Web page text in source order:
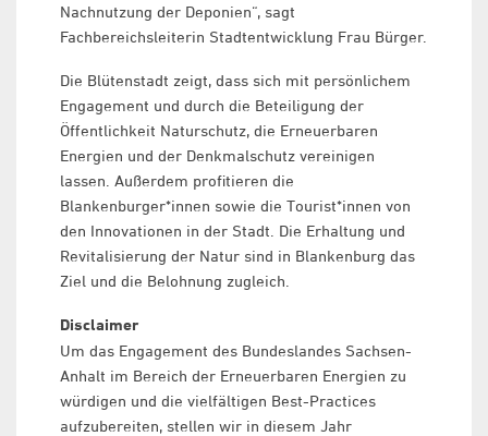
Nachnutzung der Deponien“, sagt
Fachbereichsleiterin Stadtentwicklung Frau Bürger.
Die Blütenstadt zeigt, dass sich mit persönlichem
Engagement und durch die Beteiligung der
Öffentlichkeit Naturschutz, die Erneuerbaren
Energien und der Denkmalschutz vereinigen
lassen. Außerdem profitieren die
Blankenburger*innen sowie die Tourist*innen von
den Innovationen in der Stadt. Die Erhaltung und
Revitalisierung der Natur sind in Blankenburg das
Ziel und die Belohnung zugleich.
Disclaimer
Um das Engagement des Bundeslandes Sachsen-
Anhalt im Bereich der Erneuerbaren Energien zu
würdigen und die vielfältigen Best-Practices
aufzubereiten, stellen wir in diesem Jahr